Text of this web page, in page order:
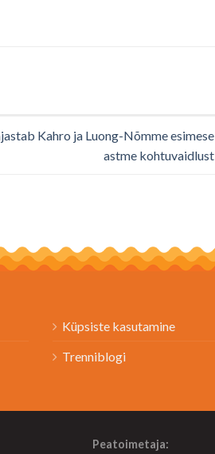
Kahro ja Luong-Nõmme esimese
astme kohtuvaidlust
Küpsiste kasutamine
Trenniblogi
Peatoimetaja: